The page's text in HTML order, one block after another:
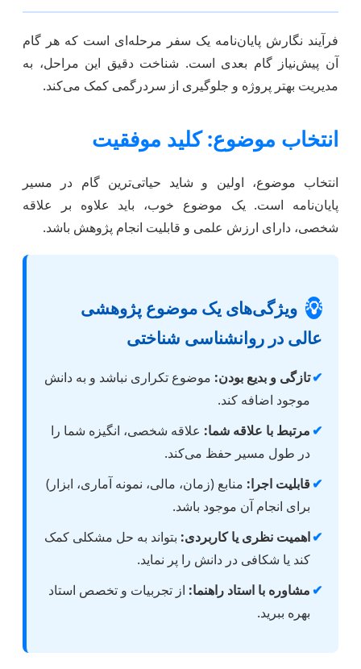
فرآیند نگارش پایان‌نامه یک سفر مرحله‌ای است که هر گام
آن پیش‌نیاز گام بعدی است. شناخت دقیق این مراحل، به
مدیریت بهتر پروژه و جلوگیری از سردرگمی کمک می‌کند.
انتخاب موضوع: کلید موفقیت
انتخاب موضوع، اولین و شاید حیاتی‌ترین گام در مسیر
پایان‌نامه است. یک موضوع خوب، باید علاوه بر علاقه
شخصی، دارای ارزش علمی و قابلیت انجام پژوهش باشد.
💡 ویژگی‌های یک موضوع پژوهشی
عالی در روانشناسی شناختی
✔تازگی و بدیع بودن: موضوع تکراری نباشد و به دانش
موجود اضافه کند.
✔ مرتبط با علاقه شما: علاقه شخصی، انگیزه شما را
در طول مسیر حفظ می‌کند.
✔قابلیت اجرا: منابع (زمان، مالی، نمونه آماری، ابزار)
برای انجام آن موجود باشد.
✔اهمیت نظری یا کاربردی: بتواند به حل مشکلی کمک
کند یا شکافی در دانش را پر نماید.
✔ مشاوره با استاد راهنما: از تجربیات و تخصص استاد
بهره ببرید.